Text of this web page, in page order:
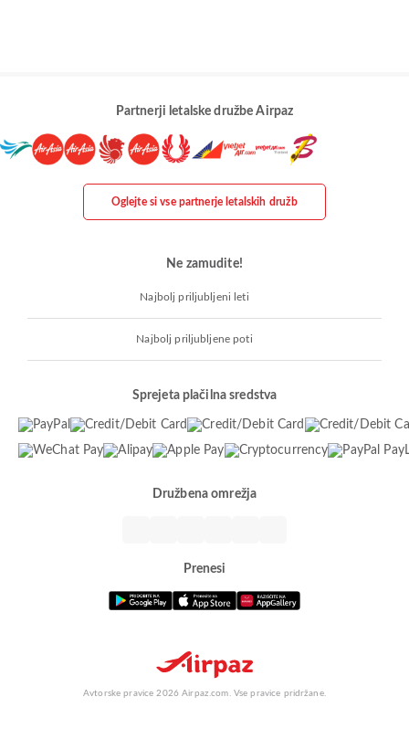
Partnerji letalske družbe Airpaz
Oglejte si vse partnerje letalskih družb
Ne zamudite!
Najbolj priljubljeni leti
Najbolj priljubljene poti
Sprejeta plačilna sredstva
Družbena omrežja
Prenesi
Avtorske pravice 2026 Airpaz.com. Vse pravice pridržane.